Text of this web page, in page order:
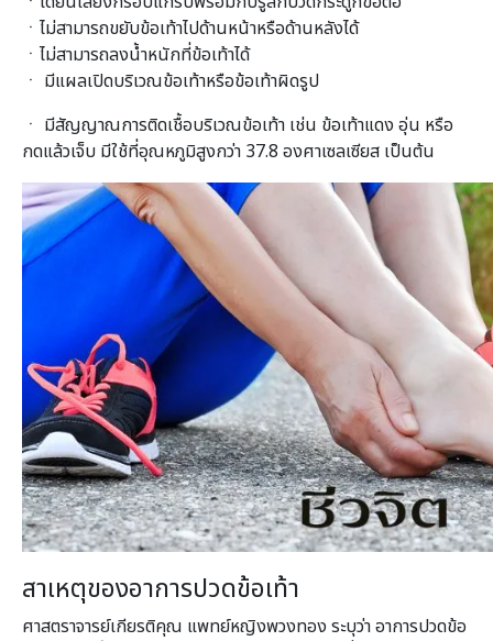
ㆍไม่สามารถขยับข้อเท้าไปด้านหน้าหรือด้านหลังได้
ㆍไม่สามารถลงน้ำหนักที่ข้อเท้าได้
ㆍ มีแผลเปิดบริเวณข้อเท้าหรือข้อเท้าผิดรูป
ㆍ มีสัญญาณการติดเชื้อบริเวณข้อเท้า เช่น ข้อเท้าแดง อุ่น หรือ
กดแล้วเจ็บ มีใช้ที่อุณหภูมิสูงกว่า 37.8 องศาเซลเซียส เป็นต้น
สาเหตุของอาการปวดข้อเท้า
ศาสตราจารย์เกียรติคุณ แพทย์หญิงพวงทอง ระบุว่า อาการปวดข้อ